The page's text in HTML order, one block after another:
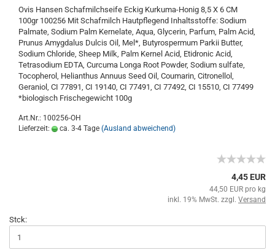
Ovis Hansen Schafmilchseife Eckig Kurkuma-Honig 8,5 X 6 CM
100gr 100256 Mit Schafmilch Hautpflegend Inhaltsstoffe: Sodium
Palmate, Sodium Palm Kernelate, Aqua, Glycerin, Parfum, Palm Acid,
Prunus Amygdalus Dulcis Oil, Mel*, Butyrospermum Parkii Butter,
Sodium Chloride, Sheep Milk, Palm Kernel Acid, Etidronic Acid,
Tetrasodium EDTA, Curcuma Longa Root Powder, Sodium sulfate,
Tocopherol, Helianthus Annuus Seed Oil, Coumarin, Citronellol,
Geraniol, CI 77891, CI 19140, CI 77491, CI 77492, CI 15510, CI 77499
*biologisch Frischegewicht 100g
Art.Nr.: 100256-OH
Lieferzeit:
ca. 3-4 Tage (Ausland abweichend)
4,45 EUR
44,50 EUR pro kg
inkl. 19% MwSt. zzgl. Versand
Stck: